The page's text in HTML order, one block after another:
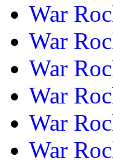
War
War
War
War
War
War